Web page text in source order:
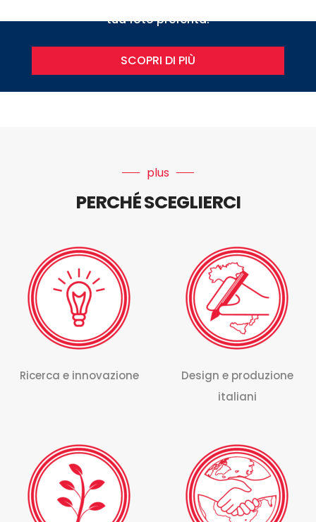
tua foto preferita.
SCOPRI DI PIÙ
plus
PERCHÉ SCEGLIERCI
Ricerca e innovazione
Design e produzione
italiani